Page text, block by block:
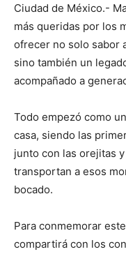
Ciudad de México.-
más queridas por los
ofrecer no solo sabor
sino también un
acompañado a
Todo empezó como
casa, siendo las
junto con las orejitas
transportan a esos
bocado.
Para conmemorar
compartirá con los